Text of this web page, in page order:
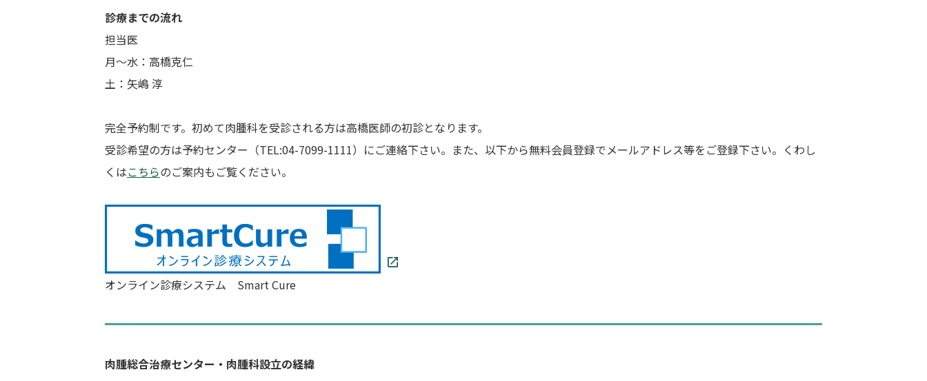
診療までの流れ
担当医
月～水：高橋克仁
土：矢嶋 淳
完全予約制です。初めて肉腫科を受診される方は高橋医師の初診となります。
受診希望の方は予約センター（TEL:04-7099-1111）にご連絡下さい。また、以下から無料会員登録でメールアドレス等をご登録下さい。くわし
くはこちらのご案内もご覧ください。
オンライン診療システム Smart Cure
肉腫総合治療センター・肉腫科設立の経緯